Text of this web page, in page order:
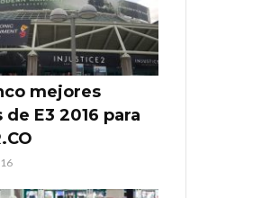
mejores
E3 2016 para